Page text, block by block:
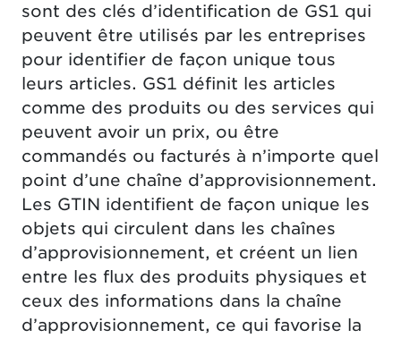
sont des clés d’identification de GS1 qui
peuvent être utilisés par les entreprises
pour identifier de façon unique tous
leurs articles. GS1 définit les articles
comme des produits ou des services qui
peuvent avoir un prix, ou être
commandés ou facturés à n’importe quel
point d’une chaîne d’approvisionnement.
Les GTIN identifient de façon unique les
objets qui circulent dans les chaînes
d’approvisionnement, et créent un lien
entre les flux des produits physiques et
ceux des informations dans la chaîne
d’approvisionnement, ce qui favorise la